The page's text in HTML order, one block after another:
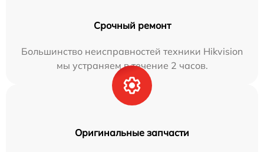
Срочный ремонт
Большинство неисправностей техники Hikvision
мы устраняем в течение 2 часов.
Оригинальные запчасти